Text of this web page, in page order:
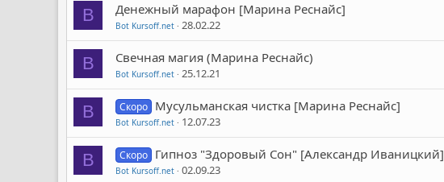
B Денежный марафон [Марина Реснайс]
Bot Kursoff.net 28.02.22
B Свечная магия (Марина Реснайс)
Bot Kursoff.net 25.12.21
B Скоро Мусульманская чистка [Марина Реснайс]
Bot Kursoff.net 12.07.23
B Скоро Гипноз "Здоровый Сон" [Александр Иваницкий]
Bot Kursoff.net 02.09.23